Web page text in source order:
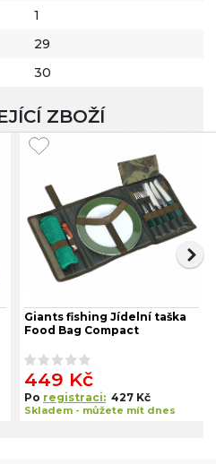
1
29
30
ZBOŽÍ
Giants fishing Jídelní taška
Food Bag Compact
449 Kč
Po registraci: 427 Kč
Skladem - můžete mít dnes